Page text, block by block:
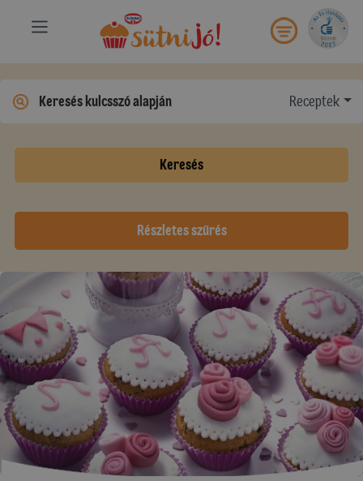
Receptek
Keresés
Részletes szűrés